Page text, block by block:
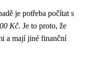
je potřeba počítat s
Kč. Je to proto, že
a mají jiné finanční